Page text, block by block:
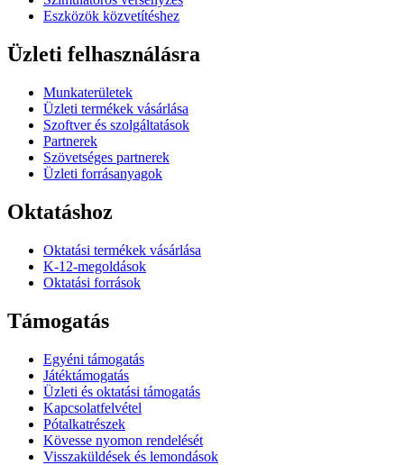
Eszközök közvetítéshez
Üzleti felhasználásra
Munkaterületek
Üzleti termékek vásárlása
Szoftver és szolgáltatások
Partnerek
Szövetséges partnerek
Üzleti forrásanyagok
Oktatáshoz
Oktatási termékek vásárlása
K-12-megoldások
Oktatási források
Támogatás
Egyéni támogatás
Játéktámogatás
Üzleti és oktatási támogatás
Kapcsolatfelvétel
Pótalkatrészek
Kövesse nyomon rendelését
Visszaküldések és lemondások